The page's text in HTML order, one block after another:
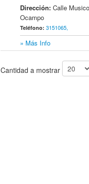
Dirección:Calle
Ocampo
Teléfono:3151065,
» Más Info
Cantidad a mostrar